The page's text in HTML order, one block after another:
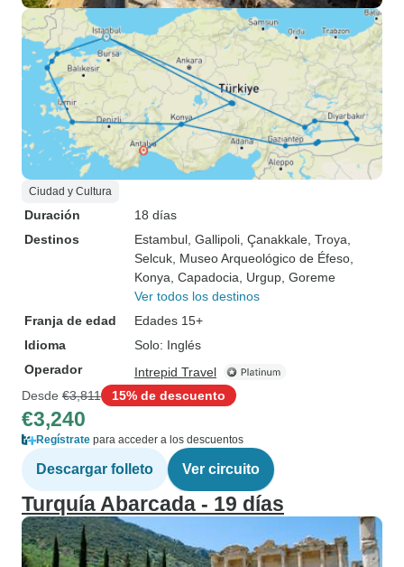
Ciudad y Cultura
Duración
18 días
Destinos
Estambul , Gallipoli , Çanakkale , Troya
Selcuk , Museo Arqueológico de Éfeso
Konya , Capadocia , Urgup , Goreme
Ver todos los destinos
Franja de edad
Edades 15+
Idioma
Solo: Inglés
Operador
Intrepid Travel
Desde €3,811 15% de descuento
€3,240
Regístrate para acceder a los descuentos
Descargar folleto Ver circuito
Turquía Abarcada - 19 días